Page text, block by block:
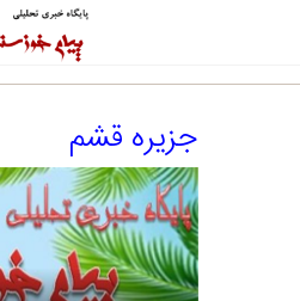
جزیره قشم